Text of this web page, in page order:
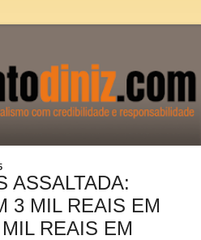
ASSALTADA:
3 MIL REAIS EM
REAIS EM